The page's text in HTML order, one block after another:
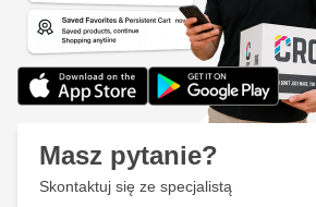
Masz pytanie?
Skontaktuj się ze specjalistą